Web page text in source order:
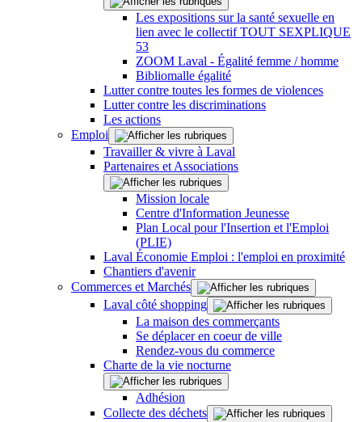
Les expositions sur la santé sexuelle en
lien avec le collectif TOUT SEXPLIQUE
53
ZOOM Laval - Égalité femme / homme
Bibliomalle égalité
Lutter contre toutes les formes de violences
Lutter contre les discriminations
Les actions
Emploi
Travailler & vivre à Laval
Partenaires et Associations
Mission locale
Centre d'Information Jeunesse
Plan Local pour l'Insertion et l'Emploi
(PLIE)
Laval Économie Emploi : l'emploi en proximité
Chantiers d'avenir
Commerces et Marchés
Laval côté shopping
La maison des commerçants
Se déplacer en coeur de ville
Rendez-vous du commerce
Charte de la vie nocturne
Adhésion
Collecte des déchets